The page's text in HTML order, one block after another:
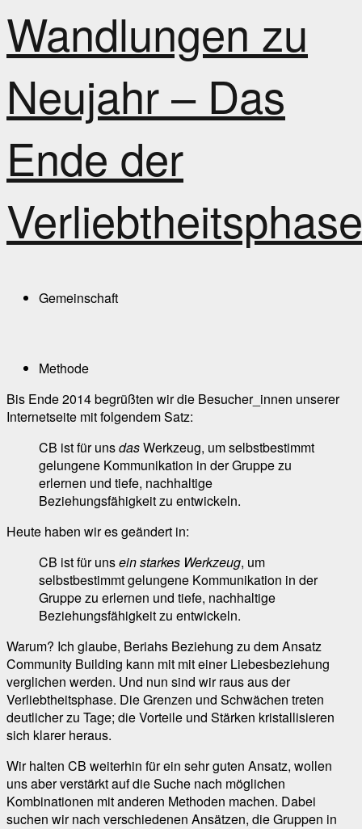
Wandlungen zu
Neujahr – Das
Ende der
Verliebtheitsphase
Gemeinschaft
Methode
Bis Ende 2014 begrüßten wir die Besucher_innen unserer
Internetseite mit folgendem Satz:
CB ist für unsdasWerkzeug, um selbstbestimmt
gelungene Kommunikation in der Gruppe zu
erlernen und tiefe, nachhaltige
Beziehungsfähigkeit zu entwickeln.
Heute haben wir es geändert in:
CB ist für unsein starkes Werkzeug, um
selbstbestimmt gelungene Kommunikation in der
Gruppe zu erlernen und tiefe, nachhaltige
Beziehungsfähigkeit zu entwickeln.
Warum? Ich glaube, Beriahs Beziehung zu dem Ansatz
Community Building kann mit mit einer Liebesbeziehung
verglichen werden. Und nun sind wir raus aus der
Verliebtheitsphase. Die Grenzen und Schwächen treten
deutlicher zu Tage; die Vorteile und Stärken kristallisieren
sich klarer heraus.
Wir halten CB weiterhin für ein sehr guten Ansatz, wollen
uns aber verstärkt auf die Suche nach möglichen
Kombinationen mit anderen Methoden machen. Dabei
suchen wir nach verschiedenen Ansätzen, die Gruppen in